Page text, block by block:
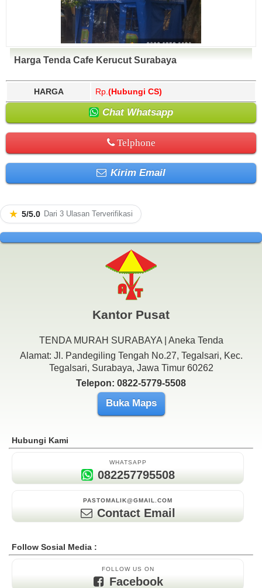
Harga Tenda Cafe Kerucut Surabaya
HARGA Rp. (Hubungi CS)
Chat Whatsapp
Telphone
Kirim Email
★ 5/5.0 Dari 3 Ulasan Terverifikasi
Kantor Pusat
TENDA MURAH SURABAYA | Aneka Tenda
Alamat: Jl. Pandegiling Tengah No.27, Tegalsari, Kec.
Tegalsari, Surabaya, Jawa Timur 60262
Telepon: 0822-5779-5508
Buka Maps
Hubungi Kami
WHATSAPP
082257795508
PASTOMALIK@GMAIL.COM
Contact Email
Follow Sosial Media :
FOLLOW US ON
Facebook